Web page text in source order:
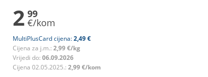
2 99
€/kom
MultiPlusCard cijena:2,49 €
Cijena za j.m.: 2,99 €/kg
Vrijedi do: 06.09.2026
Cijena 02.05.2025.: 2,99 €/kom